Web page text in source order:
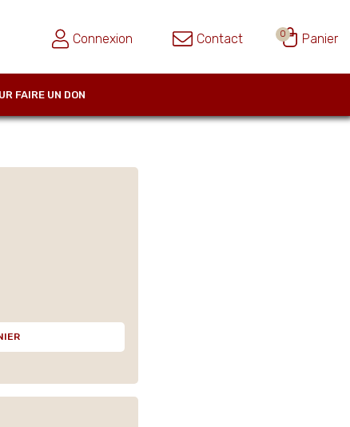
Connexion Contact 0 Panier
FAIRE UN DON